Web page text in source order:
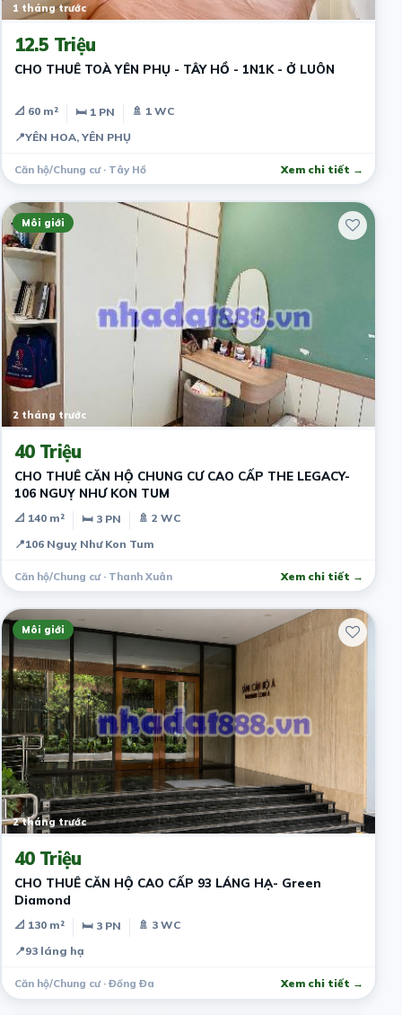
1 tháng trước
12.5 Triệu
CHO THUÊ TOÀ YÊN PHỤ - TÂY HỒ - 1N1K - Ở LUÔN
📐 60 m² 🛏 1 PN
🚿 1 WC
📍YÊN HOA, YÊN PHỤ
Căn hộ/Chung cư · Tây Hồ Xem chi tiết →
Môi giới
2 tháng trước
40 Triệu
CHO THUÊ CĂN HỘ CHUNG CƯ CAO CẤP THE LEGACY-
106 NGUỴ NHƯ KON TUM
📐 140 m² 🛏 3 PN
🚿 2 WC
📍106 Nguỵ Như Kon Tum
Căn hộ/Chung cư · Thanh Xuân Xem chi tiết →
Môi giới
2 tháng trước
40 Triệu
CHO THUÊ CĂN HỘ CAO CẤP 93 LÁNG HẠ- Green
Diamond
📐 130 m² 🛏 3 PN
🚿 3 WC
📍93 láng hạ
Căn hộ/Chung cư · Đống Đa Xem chi tiết →